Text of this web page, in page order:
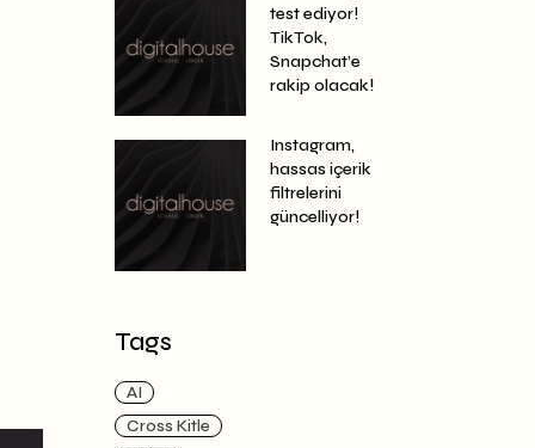
test ediyor!
TikTok,
Snapchat’e
rakip olacak!
Instagram,
hassas içerik
filtrelerini
güncelliyor!
Tags
AI
Cross Kitle